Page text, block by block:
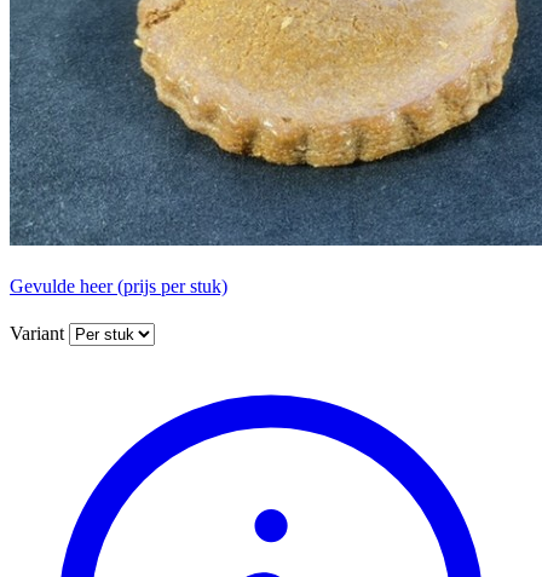
Gevulde heer (prijs per stuk)
Variant